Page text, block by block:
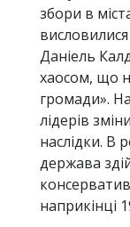
збори в
Даніель
хаосом, що
громади».
лідерів
наслідки. В
держава
наприкінці